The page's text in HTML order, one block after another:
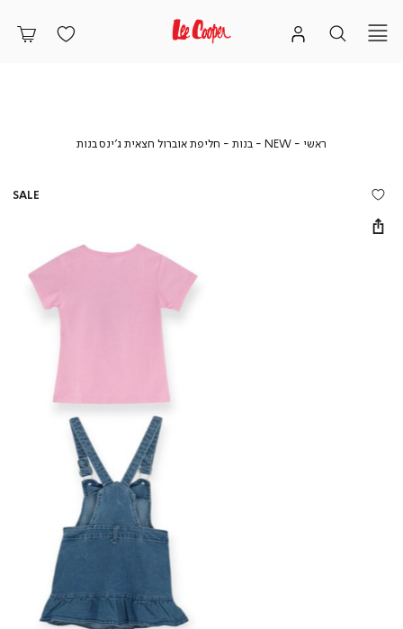
ראשי ראשי
NEW
NEW
בנות בנותחליפת אוברול חצאית ג’ינס בנותחליפת
SALE